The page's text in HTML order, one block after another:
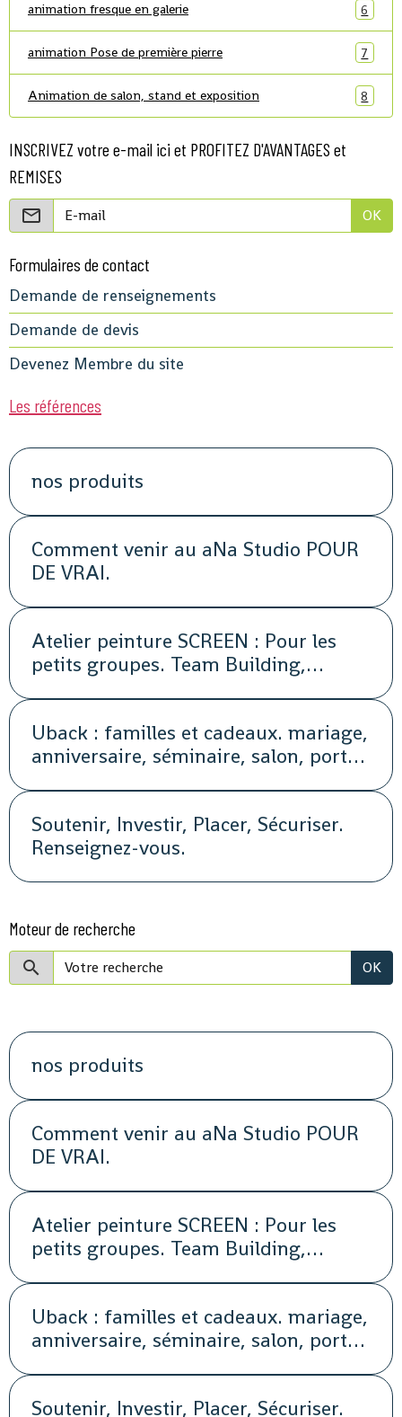
animation fresque en galerie 6
animation Pose de première pierre 7
Animation de salon, stand et exposition 8
INSCRIVEZ votre e-mail ici et PROFITEZ D'AVANTAGES et
REMISES
OK
Formulaires de contact
Demande de renseignements
Demande de devis
Devenez Membre du site
Les références
nos produits
Comment venir au aNa Studio POUR
DE VRAI.
Atelier peinture SCREEN : Pour les
petits groupes. Team Building,
Uback : familles et cadeaux. mariage,
anniversaire, séminaire, salon, portes
Soutenir, Investir, Placer, Sécuriser.
Renseignez-vous.
Moteur de recherche
OK
nos produits
Comment venir au aNa Studio POUR
DE VRAI.
Atelier peinture SCREEN : Pour les
petits groupes. Team Building,
Uback : familles et cadeaux. mariage,
anniversaire, séminaire, salon, portes
Soutenir, Investir, Placer, Sécuriser.